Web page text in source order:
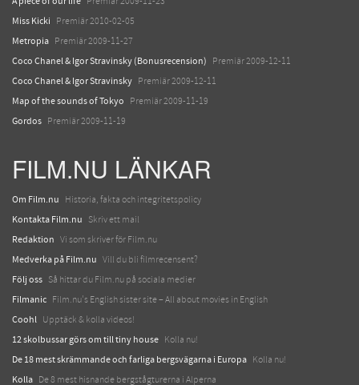
Miss Kicki Premiär 2010-02-05
Metropia Premiär 2009-11-27
Coco Chanel & Igor Stravinsky (Bonusrecension) Premiär 2009-12-11
Coco Chanel & Igor Stravinsky Premiär 2009-12-11
Map of the sounds of Tokyo Premiär 2009-11-19
Gordos Premiär 2009-11-19
FILM.NU LÄNKAR
Om Film.nu Historia, fakta och integritetspolicy
Kontakta Film.nu Skriv ett mail
Redaktion Vi som skriver för Film.nu
Medverka på Film.nu Vill du bli filmrecensent?
Följ oss Så hittar du Film.nu på sociala medier
Filmanic Film.nu's English sister site – All about movies in English
Coohl Upptäck & kolla videos!
12 skolbussar görs om till tiny house Kolla nu!
De 18 mest skrämmande och farliga bergsvägarna i Europa Kolla nu!
Kolla De 8 mest hisnande bergstågturerna i Alperna